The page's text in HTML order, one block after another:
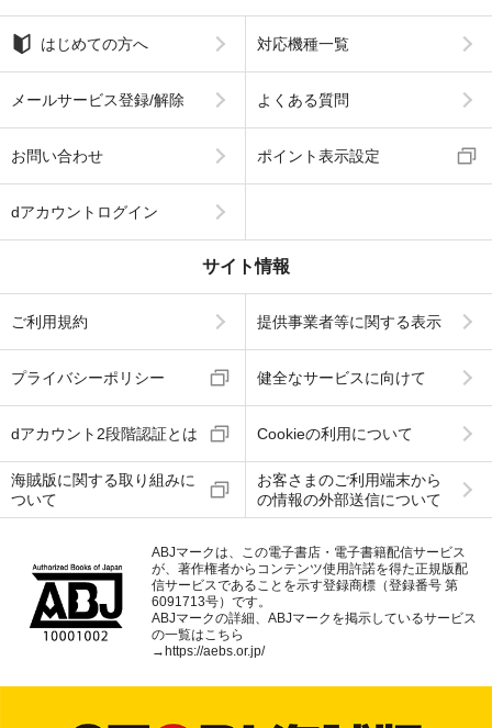
はじめての方へ 対応機種一覧
メールサービス登録/解除 よくある質問
お問い合わせ ポイント表示設定
dアカウントログイン
サイト情報
ご利用規約 提供事業者等に関する表示
プライバシーポリシー 健全なサービスに向けて
dアカウント2段階認証とは Cookieの利用について
海賊版に関する取り組みに
ついて
お客さまのご利用端末から
の情報の外部送信について
ABJマークは、この電子書店・電子書籍配信サービス
が、著作権者からコンテンツ使用許諾を得た正規版配
信サービスであることを示す登録商標（登録番号 第
6091713号）です。
ABJマークの詳細、ABJマークを掲示しているサービス
の一覧はこちら
→ https://aebs.or.jp/